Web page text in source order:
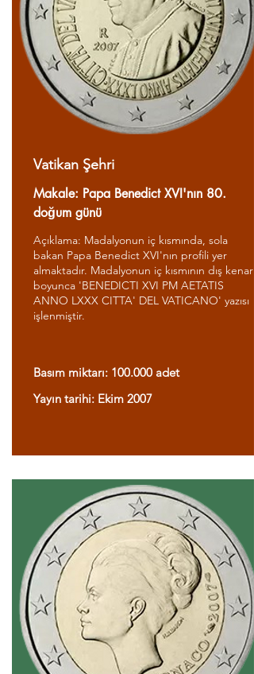
Vatikan Şehri
Makale: Papa Benedict XVI'nın 80.
doğum günü
Açıklama: Madalyonun iç kısmında, sola
bakan Papa Benedict XVI'nın profili yer
almaktadır. Madalyonun iç kısmının dış kenarı
boyunca 'BENEDICTI XVI PM AETATIS
ANNO LXXX CITTA' DEL VATICANO' yazısı
işlenmiştir.
Basım miktarı: 100.000 adet
Yayın tarihi: Ekim 2007